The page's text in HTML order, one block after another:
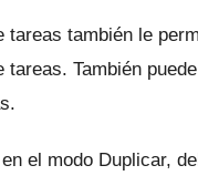
tareas también le
tareas. También
el modo Duplicar,